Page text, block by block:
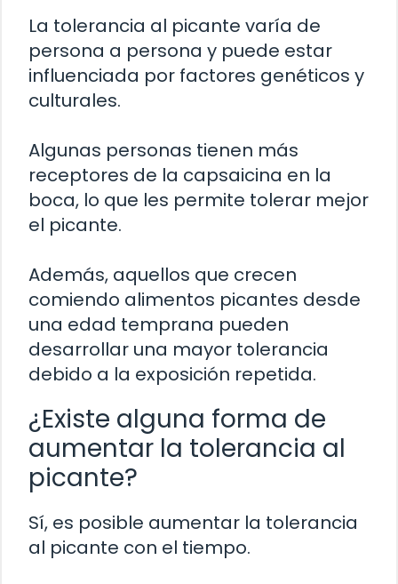
La tolerancia al picante varía de
persona a persona y puede estar
influenciada por factores genéticos y
culturales.
Algunas personas tienen más
receptores de la capsaicina en la
boca, lo que les permite tolerar mejor
el picante.
Además, aquellos que crecen
comiendo alimentos picantes desde
una edad temprana pueden
desarrollar una mayor tolerancia
debido a la exposición repetida.
¿Existe alguna forma de
aumentar la tolerancia al
picante?
Sí, es posible aumentar la tolerancia
al picante con el tiempo.